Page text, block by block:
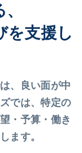
を支援し
、良い面が中
では、特定の
・予算・働き
ます。